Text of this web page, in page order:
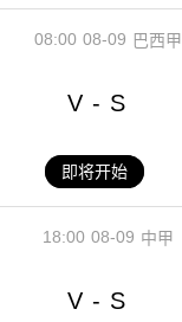
08-09
08:00 巴西甲
V - S
即将开始
08-09
18:00 中甲
V - S